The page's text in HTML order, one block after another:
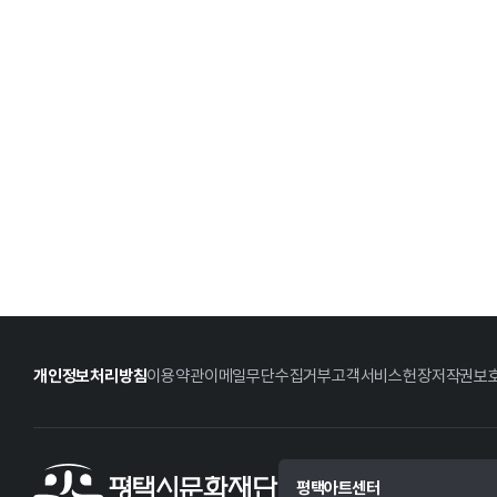
개인정보처리방침이용약관이메일무단수집거부고객서비스헌장저작권보
평택아트센터